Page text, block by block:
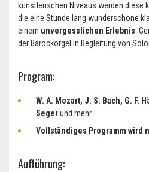
künstlerischen Niveaus werden diese
die eine Stunde lang wunderschöne
einem unvergesslichen Erlebnis .
der Barockorgel in Begleitung von
Program:
W. A. Mozart, J. S. Bach, G. F.
Segerund mehr
Vollständiges Programm wird
Aufführung: